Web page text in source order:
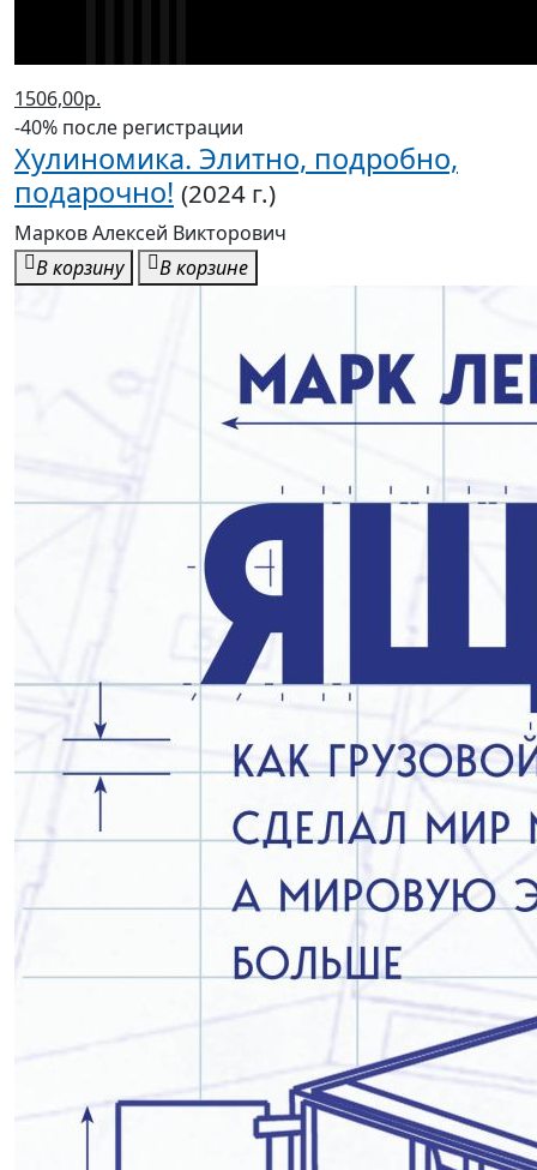
1506,00р.
-40% после регистрации
Хулиномика. Элитно, подробно,
подарочно! (2024 г.)
Марков Алексей Викторович
В корзину
В корзине